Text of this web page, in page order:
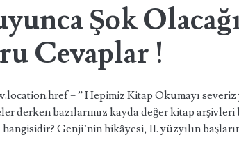
Şok
Cevaplar !
= ” Hepimiz Kitap Okumayı
derken bazılarımız kayda değer kitap
hangisidir? Genji’nin hikâyesi, 11. yüzyılın